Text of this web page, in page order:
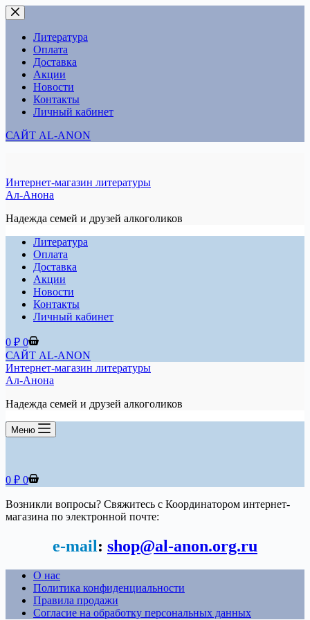
Перейти
к
сути
Литература
Оплата
Доставка
Акции
Новости
Контакты
Личный кабинет
САЙТ AL-ANON
Интернет-магазин литературы
Ал-Анона
Надежда семей и друзей алкоголиков
Литература
Оплата
Доставка
Акции
Новости
Контакты
Личный кабинет
Корзина
0 ₽ 0
САЙТ AL-ANON
Интернет-магазин литературы
Ал-Анона
Надежда семей и друзей алкоголиков
Меню
Корзина
0 ₽ 0
Возникли вопросы? Свяжитесь с Координатором интернет-
магазина по электронной почте:
e-mail: shop@al-anon.org.ru
О нас
Политика конфиденциальности
Правила продажи
Согласие на обработку персональных данных